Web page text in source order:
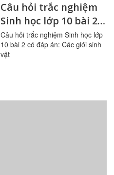
Câu hỏi trắc nghiệm
Sinh học lớp 10 bài 2
có đáp án: Các giới
sinh vật
Câu hỏi trắc nghiệm Sinh học lớp
10 bài 2 có đáp án: Các giới sinh
vật